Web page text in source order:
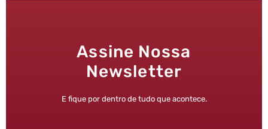
Assine Nossa
Newsletter
E fique por dentro de tudo que acontece.